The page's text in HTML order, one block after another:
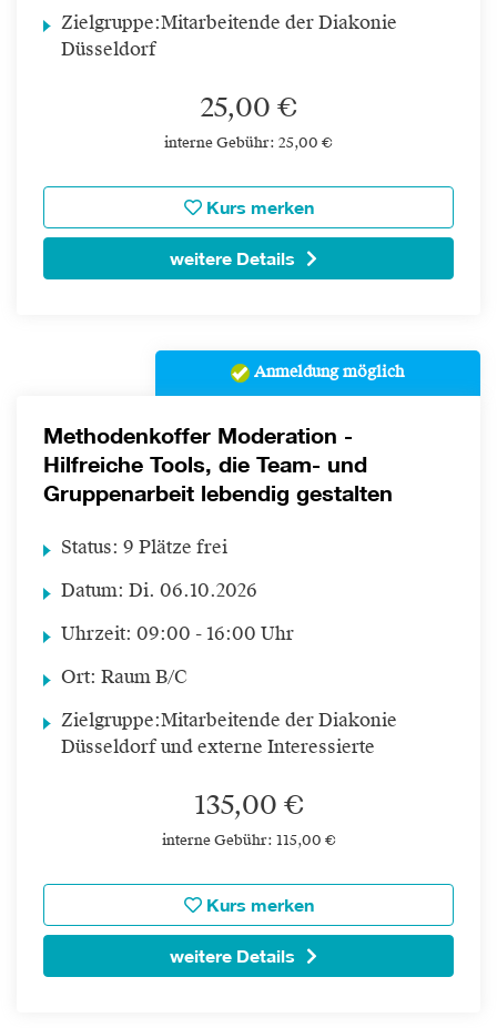
Zielgruppe:Mitarbeitende der Diakonie
Düsseldorf
25,00 €
interne Gebühr: 25,00 €
Kurs merken
weitere Details
Anmeldung möglich
Methodenkoffer Moderation -
Hilfreiche Tools, die Team- und
Gruppenarbeit lebendig gestalten
Status: 9 Plätze frei
Datum: Di. 06.10.2026
Uhrzeit: 09:00 - 16:00 Uhr
Ort: Raum B/C
Zielgruppe:Mitarbeitende der Diakonie
Düsseldorf und externe Interessierte
135,00 €
interne Gebühr: 115,00 €
Kurs merken
weitere Details